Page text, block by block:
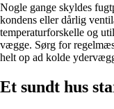
Nogle gange skyldes
kondens eller dårlig
temperaturforskelle og
vægge. Sørg for
helt op ad kolde
Et sundt hus